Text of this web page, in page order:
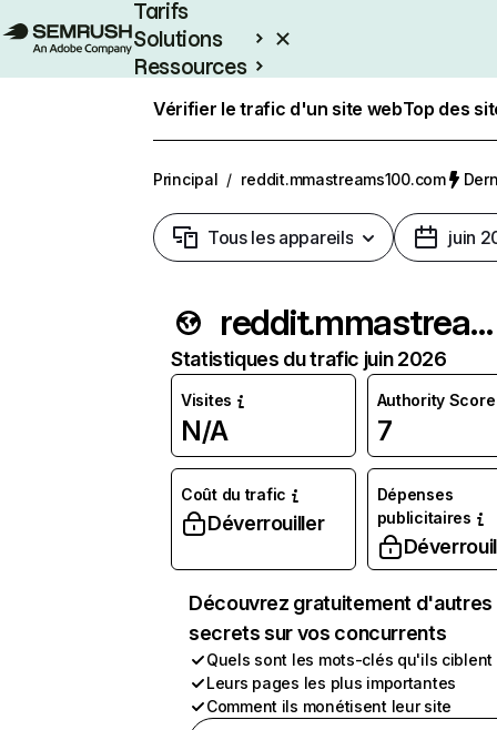
Tarifs
Solutions
Ressources
Vérifier le trafic d'un site webTop des
Principal / reddit.mmastreams100.com
Tous les appareils juin
reddit.mmastreams100.com
Statistiques du trafic juin 2026
Visites
N/A
Authority Score
7
Coût du trafic
Déverrouiller
Dépenses
publicitaires
Découvrez gratuitement d'autres
secrets sur vos concurrents
Quels sont les mots-clés qu'ils ciblent
Leurs pages les plus importantes
Comment ils monétisent leur site